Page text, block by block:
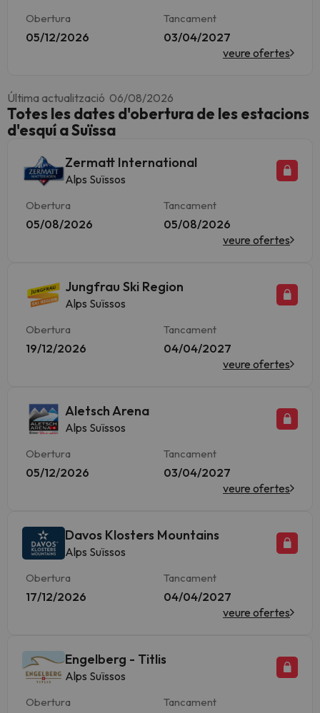
Obertura
05/12/2026
Tancament
03/04/2027
veure ofertes
Última actualització 06/08/2026
Totes les dates d'obertura de les estacions
d'esquí a Suïssa
Zermatt International
Alps Suïssos
Obertura
05/08/2026
Tancament
05/08/2026
veure ofertes
Jungfrau Ski Region
Alps Suïssos
Obertura
19/12/2026
Tancament
04/04/2027
veure ofertes
Aletsch Arena
Alps Suïssos
Obertura
05/12/2026
Tancament
03/04/2027
veure ofertes
Davos Klosters Mountains
Alps Suïssos
Obertura
17/12/2026
Tancament
04/04/2027
veure ofertes
Engelberg - Titlis
Alps Suïssos
Obertura Tancament